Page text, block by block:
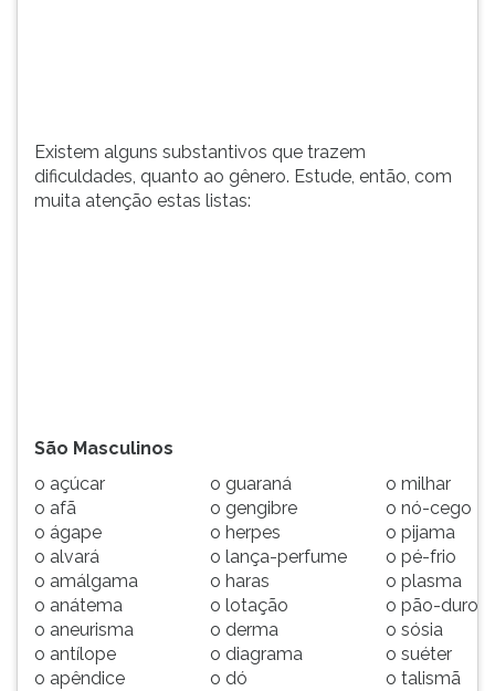
Pressione
ouvir
essa
instrução
novamente.
Existem alguns substantivos que trazem
dificuldades, quanto ao gênero. Estude, então, com
muita atenção estas listas:
São Masculinos
o açúcar
o afã
o ágape
o alvará
o amálgama
o anátema
o aneurisma
o antílope
o apêndice
o guaraná
o gengibre
o herpes
o lança-perfume
o haras
o lotação
o derma
o diagrama
o dó
o milhar
o nó-cego
o pijama
o pé-frio
o plasma
o pão-duro
o sósia
o suéter
o talismã